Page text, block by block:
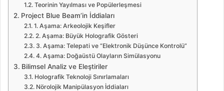
Teorinin Yayılması ve Popülerleşmesi
Project Blue Beam’in İddiaları
1. Aşama: Arkeolojik Keşifler
2. Aşama: Büyük Holografik Gösteri
3. Aşama: Telepati ve “Elektronik Düşünce Kontrolü”
4. Aşama: Doğaüstü Olayların Simülasyonu
Bilimsel Analiz ve Eleştiriler
Holografik Teknoloji Sınırlamaları
Nörolojik Manipülasyon İddiaları